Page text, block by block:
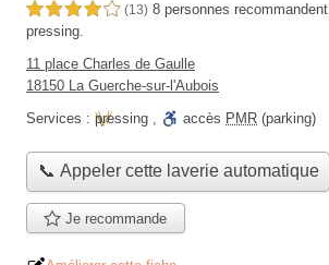
4,0 étoiles sur 5 (13) 8 personnes recommandent
pressing.
11 place Charles de Gaulle
18150 La Guerche-sur-l'Aubois
Services : pressing , accès PMR (parking)
📞 Appeler cette laverie automatique
Je recommande